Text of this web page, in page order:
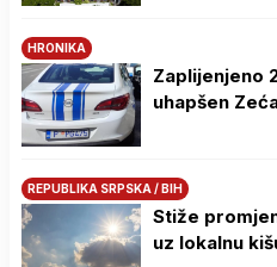
HRONIKA
Zaplijenjeno
uhapšen
REPUBLIKA SRPSKA / BIH
Stiže
uz lokalnu